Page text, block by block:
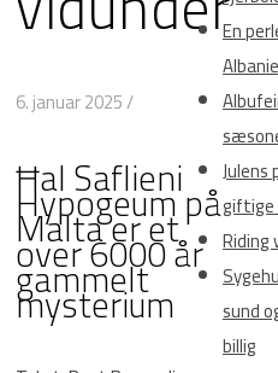
6. januar 2025/
Ħal Saflieni
Hypogeum på
Malta er et
over 6000 år
gammelt
mysterium
En
sund
billig